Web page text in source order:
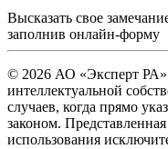
Высказать свое
заполнив онлайн-форму
© 2026 АО «Эксперт
интеллектуальной
случаев, когда прямо
законом.
использования